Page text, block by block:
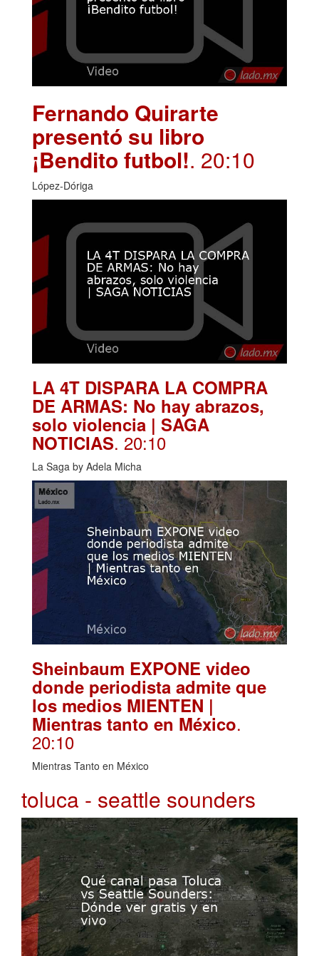
Fernando Quirarte
presentó su libro
¡Bendito futbol!. 20:10
López-Dóriga
LA 4T DISPARA LA COMPRA
DE ARMAS: No hay abrazos,
solo violencia | SAGA
NOTICIAS. 20:10
La Saga by Adela Micha
Sheinbaum EXPONE video
donde periodista admite que
los medios MIENTEN |
Mientras tanto en México.
20:10
Mientras Tanto en México
toluca - seattle sounders